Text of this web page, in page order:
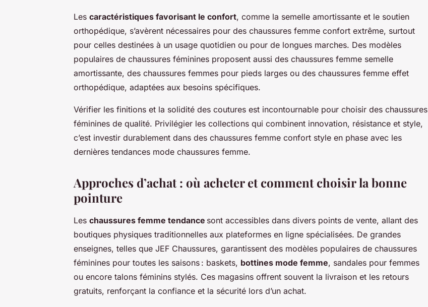
Les caractéristiques favorisant le confort, comme la semelle amortissante et le soutien
orthopédique, s’avèrent nécessaires pour des chaussures femme confort extrême, surtout
pour celles destinées à un usage quotidien ou pour de longues marches. Des modèles
populaires de chaussures féminines proposent aussi des chaussures femme semelle
amortissante, des chaussures femmes pour pieds larges ou des chaussures femme effet
orthopédique, adaptées aux besoins spécifiques.
Vérifier les finitions et la solidité des coutures est incontournable pour choisir des chaussures
féminines de qualité. Privilégier les collections qui combinent innovation, résistance et style,
c’est investir durablement dans des chaussures femme confort style en phase avec les
dernières tendances mode chaussures femme.
Approches d’achat : où acheter et comment choisir la bonne
pointure
Les chaussures femme tendance sont accessibles dans divers points de vente, allant des
boutiques physiques traditionnelles aux plateformes en ligne spécialisées. De grandes
enseignes, telles que JEF Chaussures, garantissent des modèles populaires de chaussures
féminines pour toutes les saisons : baskets, bottines mode femme, sandales pour femmes
ou encore talons féminins stylés. Ces magasins offrent souvent la livraison et les retours
gratuits, renforçant la confiance et la sécurité lors d’un achat.